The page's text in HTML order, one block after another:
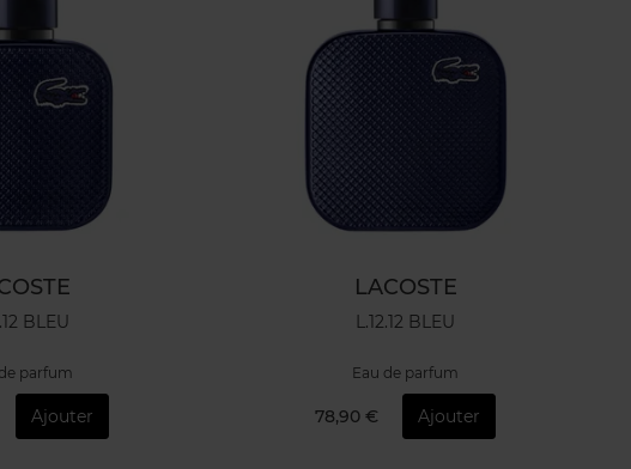
BLEU
parfum
Ajouter
LACOSTE
L.12.12 BLEU
Eau de parfum
78,90 € Ajouter